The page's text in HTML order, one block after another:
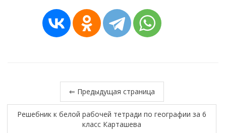
⇐ Предыдущая страница
Решебник к белой рабочей тетради по географии за 6
класс Карташева